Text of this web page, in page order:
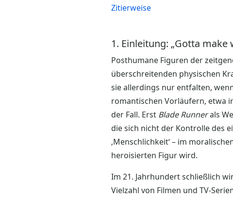
Zitierweise
1. Einleitung: „Gotta
Posthumane Figuren der
überschreitenden physischen
sie allerdings nur entfalten,
romantischen Vorläufern, etwa
der Fall. Erst Blade Runnerals
die sich nicht der Kontrolle des
‚Menschlichkeit‘ – im
heroisierten Figur wird.
Im 21. Jahrhundert schließlich
Vielzahl von Filmen und TV-